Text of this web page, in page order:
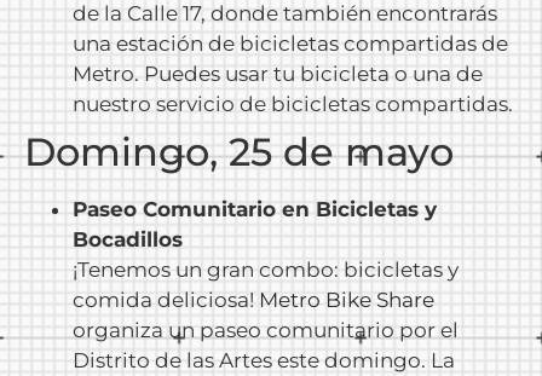
de la Calle 17, donde también encontrarás
una estación de bicicletas compartidas de
Metro. Puedes usar tu bicicleta o una de
nuestro servicio de bicicletas compartidas.
Domingo, 25 de mayo
Paseo Comunitario en Bicicletas y
Bocadillos
¡Tenemos un gran combo: bicicletas y
comida deliciosa! Metro Bike Share
organiza un paseo comunitario por el
Distrito de las Artes este domingo. La